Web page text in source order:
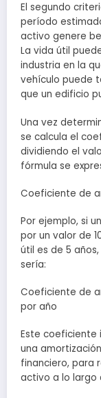
El segundo
período
activo genere
La vida útil
industria en la
vehículo puede
que un edificio
Una vez
se calcula el
dividiendo el
fórmula se
Coeficiente de
Por ejemplo, si
por un valor de
útil es de 5
sería:
Coeficiente de
por año
Este coeficiente
una
financiero, para
activo a lo largo